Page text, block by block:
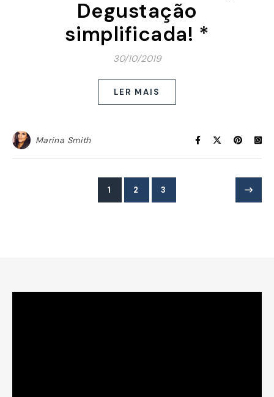
Degustação
simplificada! *
30/10/2019
LER MAIS
Marina Smith
1 2 3